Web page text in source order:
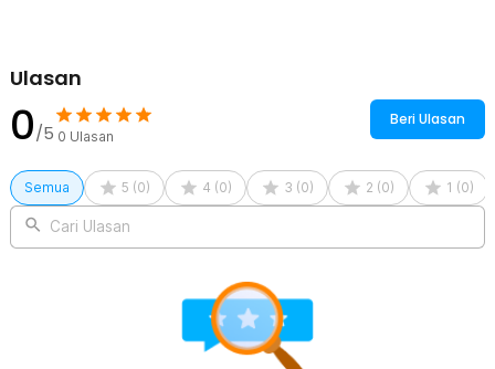
Ulasan
0/5 0 Ulasan
Beri Ulasan
Semua 5 (0) 4 (0) 3 (0) 2 (0) 1 (0)
Cari Ulasan